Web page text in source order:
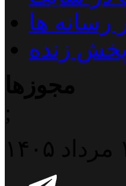
رسانه ها
پخش زنده
مجوزها
;